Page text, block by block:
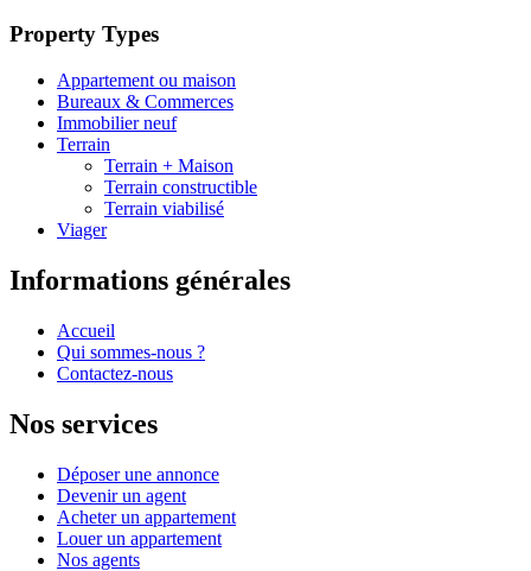
Property Types
Appartement ou maison
Bureaux & Commerces
Immobilier neuf
Terrain
Terrain + Maison
Terrain constructible
Terrain viabilisé
Viager
Informations générales
Accueil
Qui sommes-nous ?
Contactez-nous
Nos services
Déposer une annonce
Devenir un agent
Acheter un appartement
Louer un appartement
Nos agents